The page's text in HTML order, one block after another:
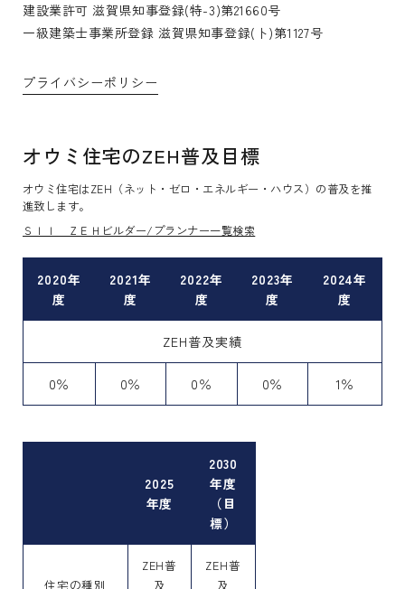
建設業許可 滋賀県知事登録(特-3)第21660号
一級建築士事業所登録 滋賀県知事登録(ト)第1127号
プライバシーポリシー
オウミ住宅のZEH普及目標
オウミ住宅はZEH（ネット・ゼロ・エネルギー・ハウス）の普及を推
進致します。
ＳＩＩ ＺＥＨビルダー/プランナー一覧検索
2020年
度
2021年
度
2022年
度
2023年
度
2024年
度
ZEH普及実績
0％ 0％ 0％ 0％ 1％
2025
年度
2030
年度
（目
標）
住宅の種別
ZEH普
及
ZEH普
及